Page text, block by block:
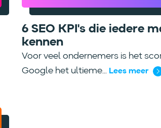
6 SEO KPI's die iedere
kennen
Voor veel ondernemers is het
Google het ultieme... Lees meer